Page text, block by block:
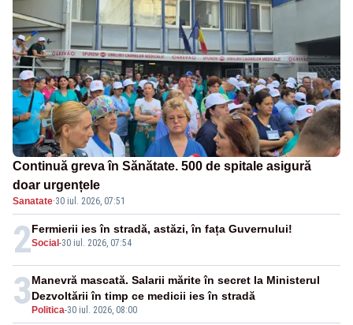
Continuă greva în Sănătate. 500 de spitale asigură
doar urgențele
Sanatate·30 iul. 2026, 07:51
2Social -30 iul. 2026, 07:54
Fermierii ies în stradă, astăzi, în fața Guvernului!
3 Politica-30 iul. 2026, 08:00
Manevră mascată. Salarii mărite în secret la Ministerul
Dezvoltării în timp ce medicii ies în stradă